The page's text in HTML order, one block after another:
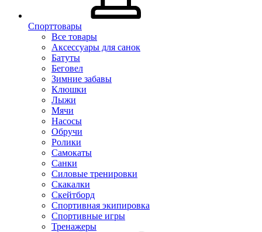
Спорттовары
Все товары
Аксессуары для санок
Батуты
Беговел
Зимние забавы
Клюшки
Лыжи
Мячи
Насосы
Обручи
Ролики
Самокаты
Санки
Силовые тренировки
Скакалки
Скейтборд
Спортивная экипировка
Спортивные игры
Тренажеры